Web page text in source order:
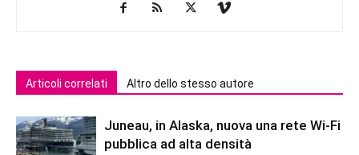
Articoli correlati Altro dello stesso autore
Juneau, in Alaska, nuova una rete Wi-Fi
pubblica ad alta densità